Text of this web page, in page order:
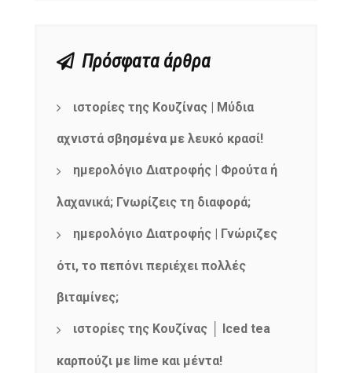
Πρόσφατα άρθρα
ιστορίες της Κουζίνας | Μύδια
αχνιστά σβησμένα με λευκό κρασί!
ημερολόγιο Διατροφής | Φρούτα ή
λαχανικά; Γνωρίζεις τη διαφορά;
ημερολόγιο Διατροφής | Γνώριζες
ότι, το πεπόνι περιέχει πολλές
βιταμίνες;
ιστορίες της Κουζίνας │ Iced tea
καρπούζι με lime και μέντα!